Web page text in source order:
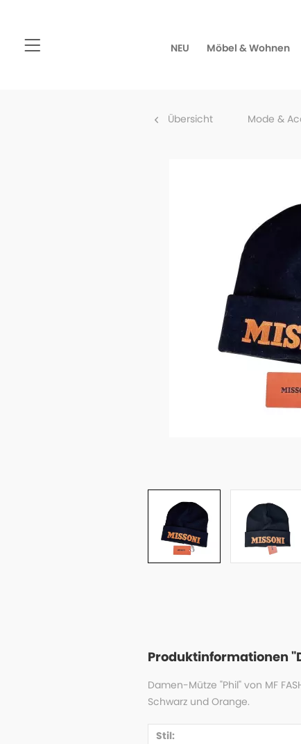
NEU Möbel & Wohnen
Übersicht Mode &
Produktinformationen
Damen-Mütze "Phil" von MF
Schwarz und Orange.
Stil: